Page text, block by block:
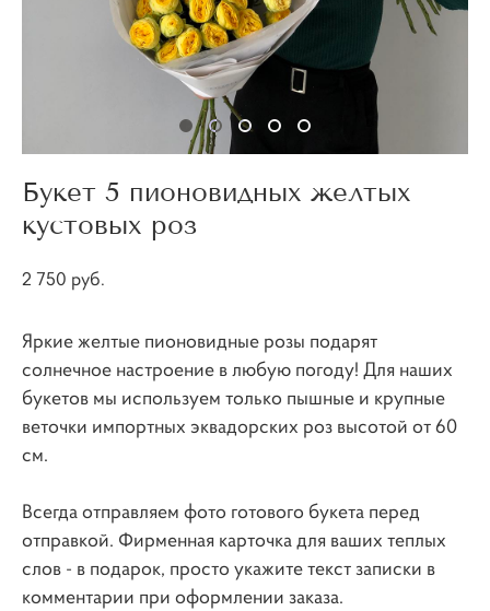
Букет 5 пионовидных желтых
кустовых роз
2 750 pуб.
Яркие желтые пионовидные розы подарят
солнечное настроение в любую погоду! Для наших
букетов мы используем только пышные и крупные
веточки импортных эквадорских роз высотой от 60
см.
Всегда отправляем фото готового букета перед
отправкой. Фирменная карточка для ваших теплых
слов - в подарок, просто укажите текст записки в
комментарии при оформлении заказа.